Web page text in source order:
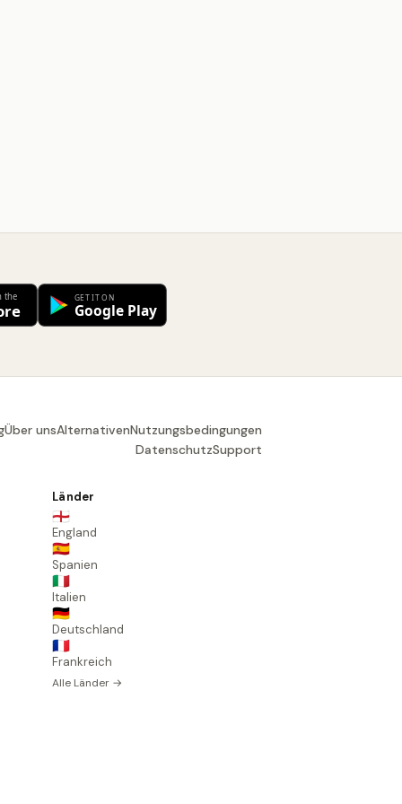
Über unsAlternativenNutzungsbedingungen
DatenschutzSupport
Länder
🏴󠁧󠁢󠁥󠁮󠁧󠁿
England
🇪🇸
Spanien
🇮🇹
Italien
🇩🇪
Deutschland
🇫🇷
Frankreich
Alle Länder →